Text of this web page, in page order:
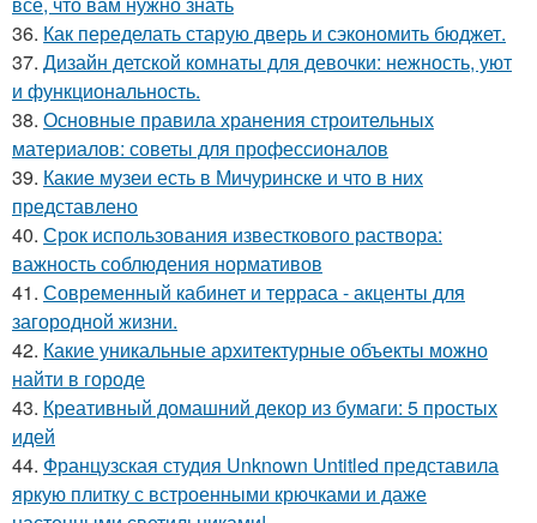
36. Как переделать старую дверь и сэкономить бюджет.
37. Дизайн детской комнаты для девочки: нежность, уют
и функциональность.
38. Основные правила хранения строительных
материалов: советы для профессионалов
39. Какие музеи есть в Мичуринске и что в них
представлено
40. Срок использования известкового раствора:
важность соблюдения нормативов
41. Современный кабинет и терраса - акценты для
загородной жизни.
42. Какие уникальные архитектурные объекты можно
найти в городе
43. Креативный домашний декор из бумаги: 5 простых
идей
44. Французская студия Unknown Untitled представила
яркую плитку с встроенными крючками и даже